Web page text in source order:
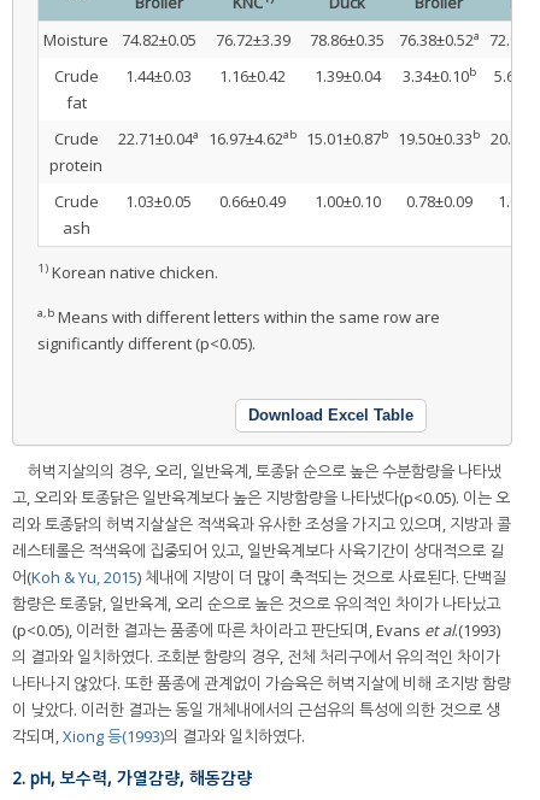
Moisture
74.82±0.05 76.72±3.39 78.86±0.35 76.38±0.52a
Crude
fat
1.44±0.03 1.16±0.42 1.39±0.04 3.34±0.10b
Crude
protein
22.71±0.04a 16.97±4.62ab 15.01±0.87b 19.50±0.33b
Crude
ash
1.03±0.05 0.66±0.49 1.00±0.10 0.78±0.09
1) Korean native chicken.
a,b Means with different letters within the same row are
significantly different (p<0.05).
Download Excel Table
허벅지살의의 경우, 오리, 일반육계, 토종닭 순으로 높은 수분함량을 나타냈
고, 오리와 토종닭은 일반육계보다 높은 지방함량을 나타냈다(p<0.05). 이는 오
리와 토종닭의 허벅지살살은 적색육과 유사한 조성을 가지고 있으며, 지방과 콜
레스테롤은 적색육에 집중되어 있고, 일반육계보다 사육기간이 상대적으로 길
어(Koh & Yu, 2015) 체내에 지방이 더 많이 축적되는 것으로 사료된다. 단백질
함량은 토종닭, 일반육계, 오리 순으로 높은 것으로 유의적인 차이가 나타났고
(p<0.05), 이러한 결과는 품종에 따른 차이라고 판단되며, Evans et al.(1993)
의 결과와 일치하였다. 조회분 함량의 경우, 전체 처리구에서 유의적인 차이가
나타나지 않았다. 또한 품종에 관계없이 가슴육은 허벅지살에 비해 조지방 함량
이 낮았다. 이러한 결과는 동일 개체내에서의 근섬유의 특성에 의한 것으로 생
각되며,Xiong 등(1993)의 결과와 일치하였다.
2. pH, 보수력, 가열감량, 해동감량